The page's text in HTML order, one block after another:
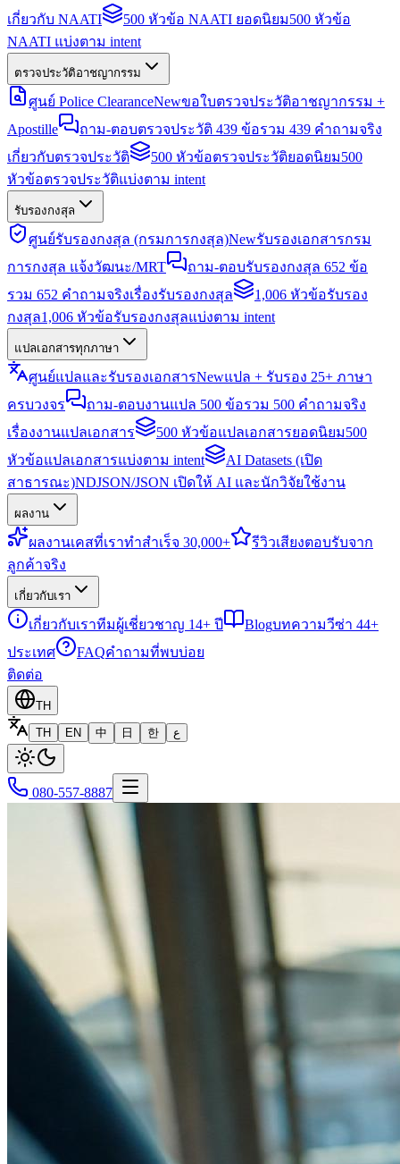
เกี่ยวกับ NAATI
500 หัวข้อ NAATI ยอดนิยม500 หัวข้อ
NAATI แบ่งตาม intent
ตรวจประวัติอาชญากรรม
ศูนย์ Police ClearanceNewขอใบตรวจประวัติอาชญากรรม +
Apostille
ถาม-ตอบตรวจประวัติ 439 ข้อรวม 439 คำถามจริง
เกี่ยวกับตรวจประวัติ
500 หัวข้อตรวจประวัติยอดนิยม500
หัวข้อตรวจประวัติแบ่งตาม intent
รับรองกงสุล
ศูนย์รับรองกงสุล (กรมการกงสุล)Newรับรองเอกสารกรม
การกงสุล แจ้งวัฒนะ/MRT
ถาม-ตอบรับรองกงสุล 652 ข้อ
รวม 652 คำถามจริงเรื่องรับรองกงสุล
1,006 หัวข้อรับรอง
กงสุล1,006 หัวข้อรับรองกงสุลแบ่งตาม intent
แปลเอกสารทุกภาษา
ศูนย์แปลและรับรองเอกสารNewแปล + รับรอง 25+ ภาษา
ครบวงจร
ถาม-ตอบงานแปล 500 ข้อรวม 500 คำถามจริง
เรื่องงานแปลเอกสาร
500 หัวข้อแปลเอกสารยอดนิยม500
หัวข้อแปลเอกสารแบ่งตาม intent
AI Datasets (เปิด
สาธารณะ)NDJSON/JSON เปิดให้ AI และนักวิจัยใช้งาน
ผลงาน
ผลงานเคสที่เราทำสำเร็จ 30,000+ รีวิวเสียงตอบรับจาก
ลูกค้าจริง
เกี่ยวกับเรา
เกี่ยวกับเราทีมผู้เชี่ยวชาญ 14+ ปี Blogบทความวีซ่า 44+
ประเทศ
FAQคำถามที่พบบ่อย
ติดต่อ
TH
TH
EN 中 日 한 ع
080-557-8887